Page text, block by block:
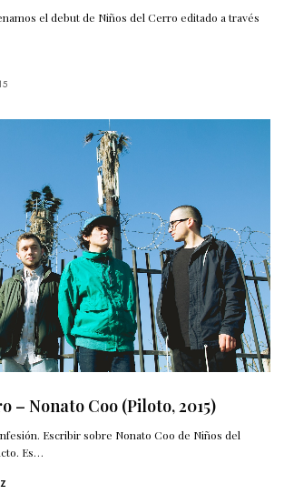
el debut de Niños del Cerro editado a través
– Nonato Coo (Piloto, 2015)
Escribir sobre Nonato Coo de Niños del
Es…